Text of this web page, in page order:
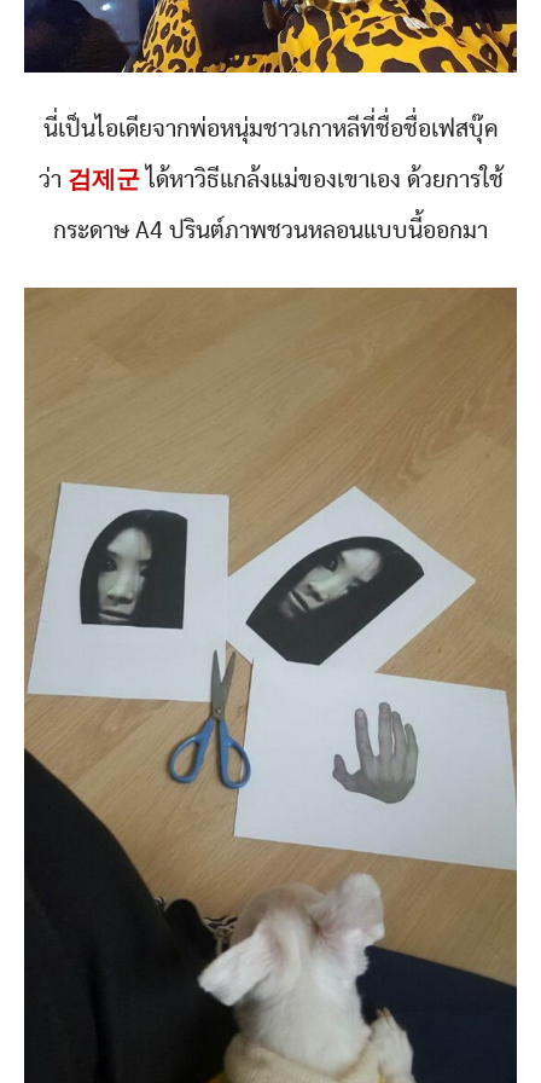
นี่เป็นไอเดียจากพ่อหนุ่มชาวเกาหลีที่ชื่อชื่อเฟสบุ๊ค
ว่า 검제군ได้หาวิธีแกล้งแม่ของเขาเอง ด้วยการใช้
กระดาษ A4 ปรินต์ภาพชวนหลอนแบบนี้ออกมา